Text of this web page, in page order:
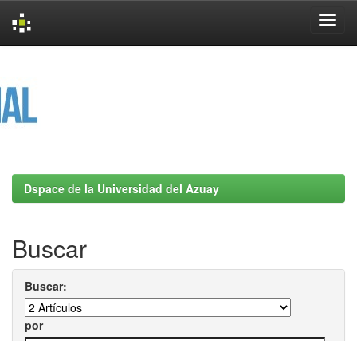
Dspace de la Universidad del Azuay
Buscar
Buscar:
por